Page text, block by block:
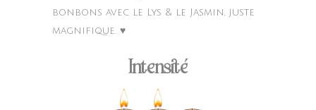
bonbons avec le Lys & le Jasmin, juste
magnifique. ♥
Intensité